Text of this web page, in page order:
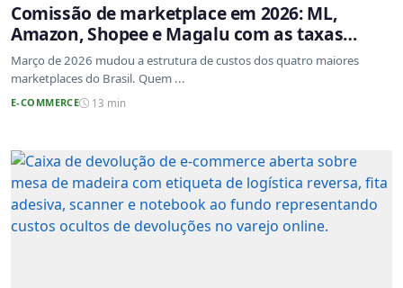
Comissão de marketplace em 2026: ML,
Amazon, Shopee e Magalu com as taxas
atualizadas
Março de 2026 mudou a estrutura de custos dos quatro maiores
marketplaces do Brasil. Quem ...
E-COMMERCE 13 min